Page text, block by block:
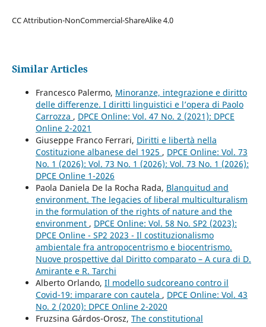
CC Attribution-NonCommercial-ShareAlike 4.0
Similar Articles
Francesco Palermo, Minoranze, integrazione e diritto
delle differenze. I diritti linguistici e l’opera di Paolo
Carrozza , DPCE Online: Vol. 47 No. 2 (2021): DPCE
Online 2-2021
Giuseppe Franco Ferrari, Diritti e libertà nella
Costituzione albanese del 1925 , DPCE Online: Vol. 73
No. 1 (2026): Vol. 73 No. 1 (2026): Vol. 73 No. 1 (2026):
DPCE Online 1-2026
Paola Daniela De la Rocha Rada, Blanquitud and
environment. The legacies of liberal multiculturalism
in the formulation of the rights of nature and the
environment , DPCE Online: Vol. 58 No. SP2 (2023):
DPCE Online - SP2 2023 - Il costituzionalismo
ambientale fra antropocentrismo e biocentrismo.
Nuove prospettive dal Diritto comparato – A cura di D.
Amirante e R. Tarchi
Alberto Orlando, Il modello sudcoreano contro il
Covid-19: imparare con cautela , DPCE Online: Vol. 43
No. 2 (2020): DPCE Online 2-2020
Fruzsina Gárdos-Orosz, The constitutional